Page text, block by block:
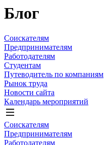
Блог
Соискателям
Предпринимателям
Работодателям
Студентам
Путеводитель по компаниям
Рынок труда
Новости сайта
Календарь мероприятий
Соискателям
Предпринимателям
Работодателям